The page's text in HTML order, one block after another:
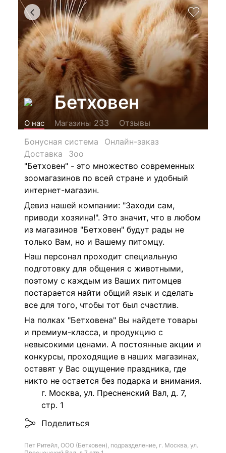
Бетховен
О нас Магазины 233
Отзывы
Бонусная система
Онлайн-заказ
Доставка
Зоо
"Бетховен" - это множество современных
зоомагазинов по всей стране и удобный
интернет-магазин.
Девиз нашей компании: "Заходи сам,
приводи хозяина!". Это значит, что в любом
из магазинов "Бетховен" будут рады не
только Вам, но и Вашему питомцу.
Наш персонал проходит специальную
подготовку для общения с животными,
поэтому с каждым из Ваших питомцев
постарается найти общий язык и сделать
все для того, чтобы тот был счастлив.
На полках "Бетховена" Вы найдете товары
и премиум-класса, и продукцию с
невысокими ценами. А постоянные акции и
конкурсы, проходящие в наших магазинах,
оставят у Вас ощущение праздника, где
никто не остается без подарка и внимания.
г. Москва, ул. Пресненский Вал, д. 7,
стр. 1
Поделиться
Пет Ритейл, ООО (Бетховен), подразделение, г. Москва, ул.